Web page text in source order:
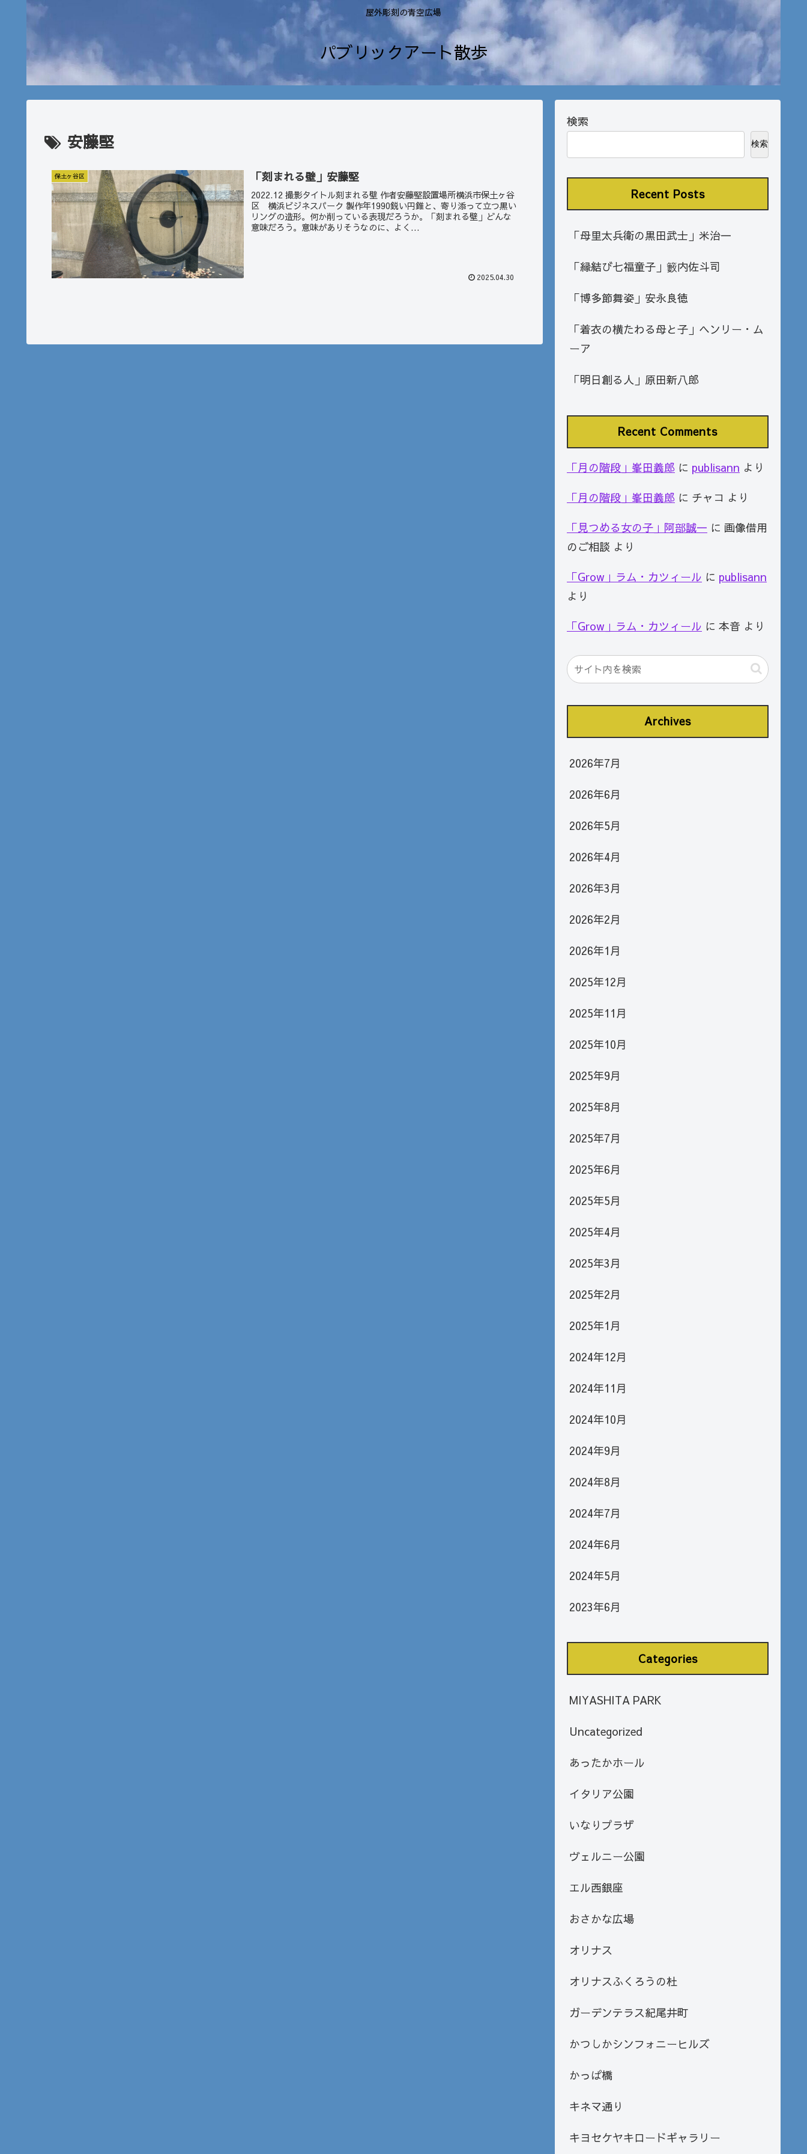
屋外彫刻の青空広場
パブリックアート散歩
安藤堅
保土ヶ谷区 「刻まれる壁」安藤堅
2022.12 撮影タイトル刻まれる壁 作者安藤堅設置場所横浜市保土ヶ谷
区 横浜ビジネスパーク 製作年1990鋭い円錐と、寄り添って立つ黒い
リングの造形。何か削っている表現だろうか。「刻まれる壁」どんな
意味だろう。意味がありそうなのに、よく...
2025.04.30
検索
検索
Recent Posts
「母里太兵衛の黒田武士」米治一
「縁結び七福童子」籔内佐斗司
「博多節舞姿」安永良徳
「着衣の横たわる母と子」ヘンリー・ム
ーア
「明日創る人」原田新八郎
Recent Comments
「月の階段」峯田義郎 に publisann より
「月の階段」峯田義郎 に チャコ より
「見つめる女の子」阿部誠一 に 画像借用
のご相談 より
「Grow」ラム・カツィール に publisann
より
「Grow」ラム・カツィール に 本音 より
Archives
2026年7月
2026年6月
2026年5月
2026年4月
2026年3月
2026年2月
2026年1月
2025年12月
2025年11月
2025年10月
2025年9月
2025年8月
2025年7月
2025年6月
2025年5月
2025年4月
2025年3月
2025年2月
2025年1月
2024年12月
2024年11月
2024年10月
2024年9月
2024年8月
2024年7月
2024年6月
2024年5月
2023年6月
Categories
MIYASHITA PARK
Uncategorized
あったかホール
イタリア公園
いなりプラザ
ヴェルニー公園
エル西銀座
おさかな広場
オリナス
オリナスふくろうの杜
ガーデンテラス紀尾井町
かつしかシンフォニーヒルズ
かっぱ橋
キネマ通り
キヨセケヤキロードギャラリー